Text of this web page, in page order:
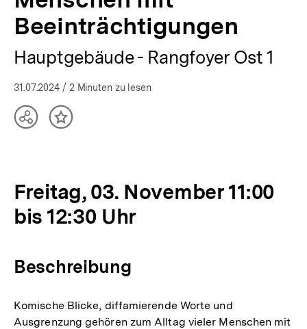
bpb.de
Beeinträchtigungen
Hauptgebäude - Rangfoyer Ost 1
31.07.2024 / 2 Minuten zu lesen
TeilenInhalt
Freitag, 03. November 11:00
bis 12:30 Uhr
Beschreibung
Komische Blicke, diffamierende Worte und
Ausgrenzung gehören zum Alltag vieler Menschen mit